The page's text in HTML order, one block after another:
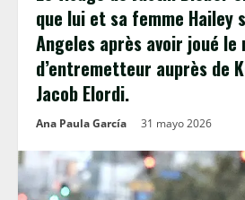
que lui et sa femme Hailey
Angeles après avoir joué le
d’entremetteur auprès de
Jacob Elordi.
Ana Paula García 31 mayo 2026